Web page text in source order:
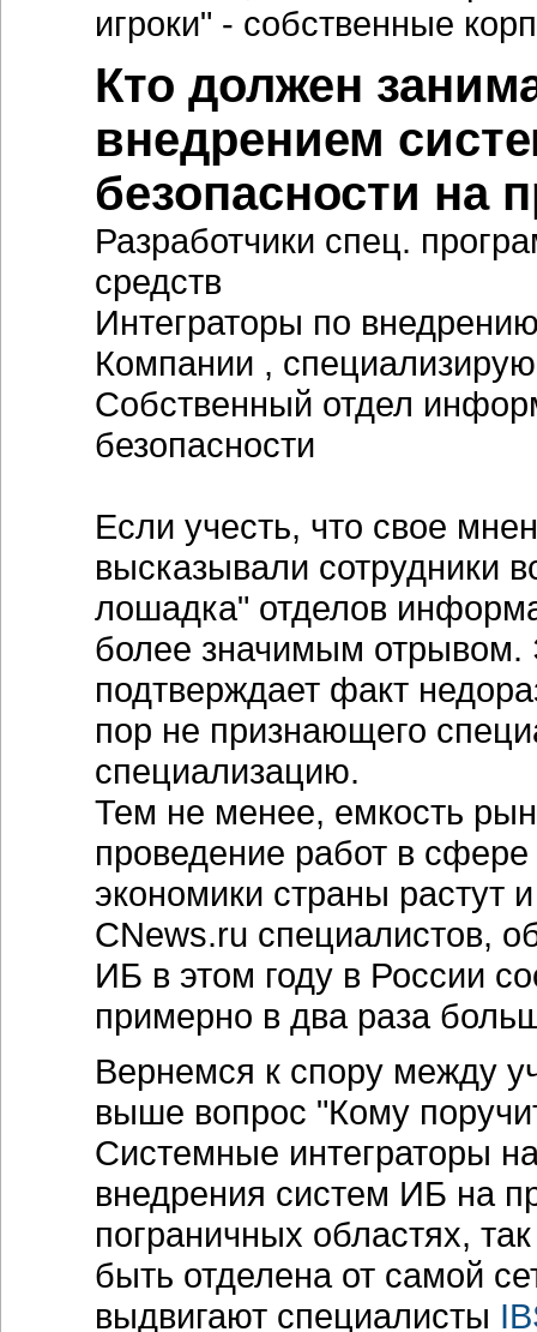
игроки" - собственные
Кто должен
внедрением
безопасности на
Разработчики спец.
средств
Интеграторы по
Компании ,
Собственный отдел
безопасности
Если учесть, что свое
высказывали сотрудники
лошадка" отделов
более значимым отрывом.
подтверждает факт
пор не признающего
специализацию.
Тем не менее, емкость
проведение работ в
экономики страны
CNews.ru специалистов,
ИБ в этом году в России
примерно в два раза
Вернемся к спору между
выше вопрос "Кому
Системные интеграторы
внедрения систем ИБ на
пограничных областях,
быть отделена от самой
выдвигают специалисты